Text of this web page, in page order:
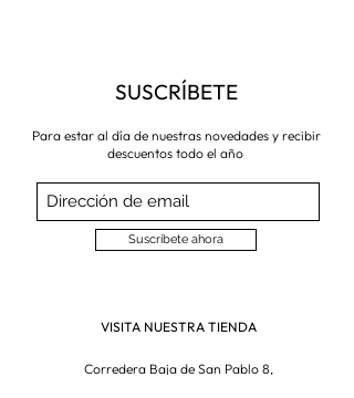
SUSCRÍBETE
Para estar al día de nuestras novedades y recibir
descuentos todo el año
Suscríbete ahora
VISITA NUESTRA TIENDA
Corredera Baja de San Pablo 8,